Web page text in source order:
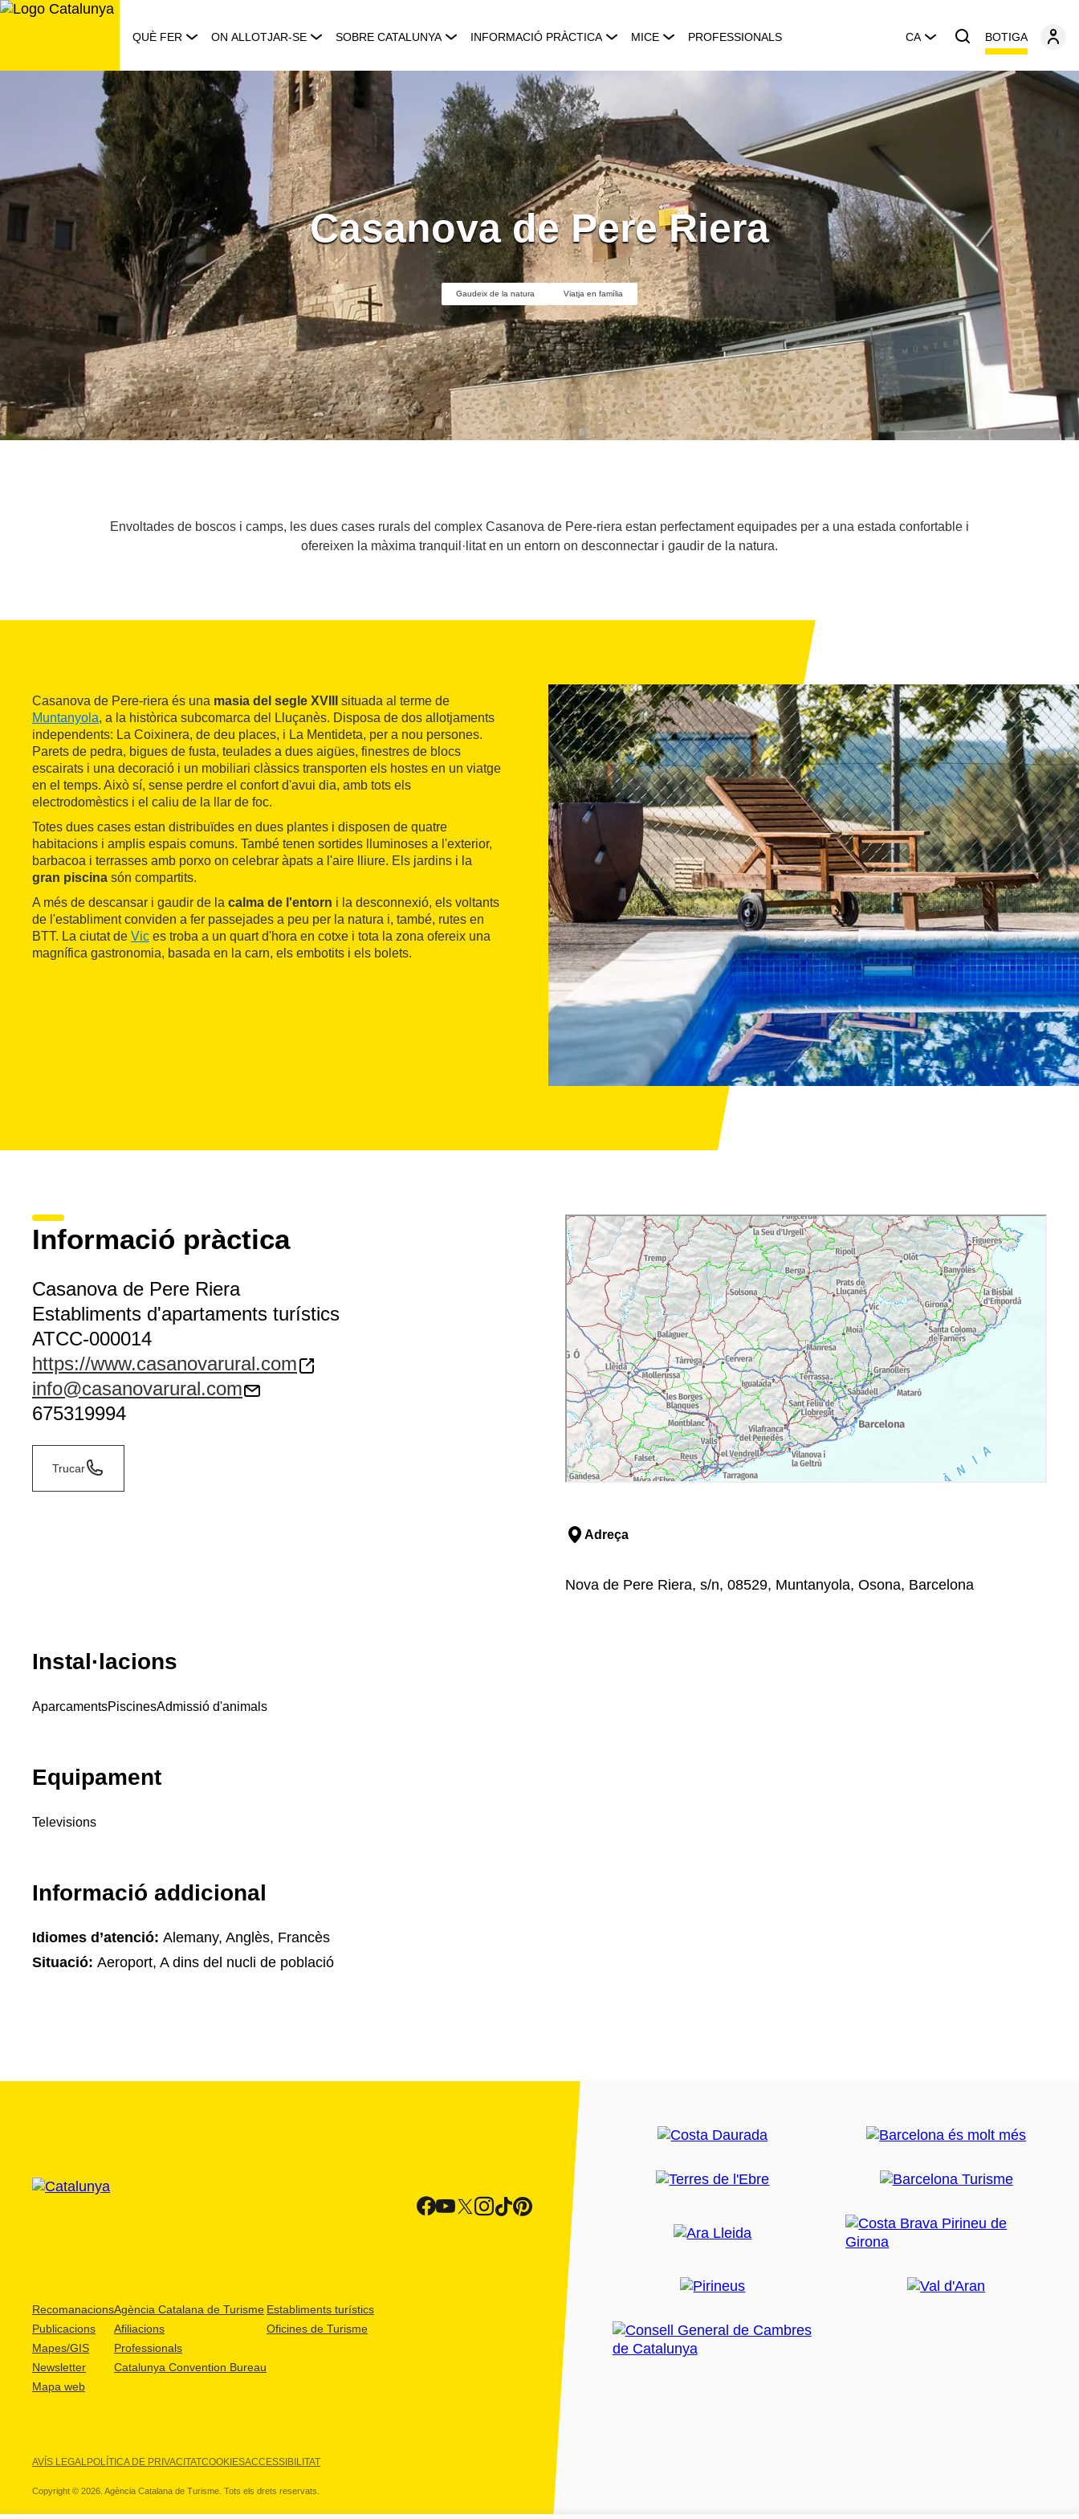
Saltar
QUÈ FER ON ALLOTJAR-SE SOBRE CATALUNYA INFORMACIÓ PRÀCTICA MICE PROFESSIONALS CA BOTIGA
Casanova de Pere Riera
Gaudeix de la natura Viatja en família
Envoltades de boscos i camps, les dues cases rurals del complex Casanova de Pere-riera estan perfectament equipades per a una estada confortable i
ofereixen la màxima tranquil·litat en un entorn on desconnectar i gaudir de la natura.
Casanova de Pere-riera és una masia del segle XVIII
situada al terme de
Muntanyola, a la històrica subcomarca del Lluçanès. Disposa de dos allotjaments
independents: La Coixinera, de deu places, i La Mentideta, per a nou persones.
Parets de pedra, bigues de fusta, teulades a dues aigües, finestres de blocs
escairats i una decoració i un mobiliari clàssics transporten els hostes en un viatge
en el temps. Això sí, sense perdre el confort d'avui dia, amb tots els
electrodomèstics i el caliu de la llar de foc.
Totes dues cases estan distribuïdes en dues plantes i disposen de quatre
habitacions i amplis espais comuns. També tenen sortides lluminoses a l'exterior,
barbacoa i terrasses amb porxo on celebrar àpats a l'aire lliure. Els jardins i la
gran piscina són compartits.
A més de descansar i gaudir de la calma de l'entorn i la desconnexió, els voltants
de l'establiment conviden a fer passejades a peu per la natura i, també, rutes en
BTT. La ciutat de Vic es troba a un quart d'hora en cotxe i tota la zona ofereix una
magnífica gastronomia, basada en la carn, els embotits i els bolets.
Informació pràctica
Casanova de Pere Riera
Establiments d'apartaments turístics
ATCC-000014
https://www.casanovarural.com
info@casanovarural.com
675319994
Trucar
Adreça
Nova de Pere Riera, s/n, 08529, Muntanyola, Osona, Barcelona
Instal·lacions
AparcamentsPiscinesAdmissió d'animals
Equipament
Televisions
Informació addicional
Idiomes d’atenció: Alemany, Anglès, Francès
Situació: Aeroport, A dins del nucli de població
Recomanacions
Publicacions
Mapes/GIS
Newsletter
Mapa web
Agència Catalana de Turisme
Afiliacions
Professionals
Catalunya Convention Bureau
Establiments turístics
Oficines de Turisme
AVÍS LEGALPOLÍTICA DE PRIVACITATCOOKIESACCESSIBILITAT
Copyright © 2026. Agència Catalana de Turisme. Tots els drets reservats.